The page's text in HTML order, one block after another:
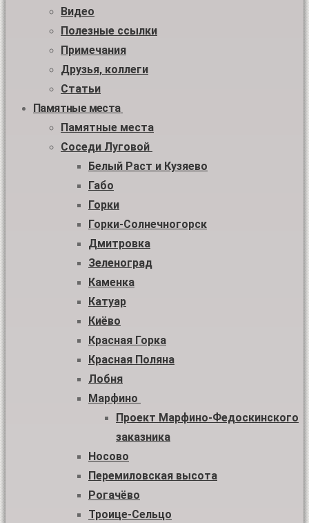
Видео
Полезные ссылки
Примечания
Друзья, коллеги
Статьи
Памятные места
Памятные места
Соседи Луговой
Белый Раст и Кузяево
Габо
Горки
Горки-Солнечногорск
Дмитровка
Зеленоград
Каменка
Катуар
Киёво
Красная Горка
Красная Поляна
Лобня
Марфино
Проект Марфино-Федоскинского
заказника
Носово
Перемиловская высота
Рогачёво
Троице-Сельцо